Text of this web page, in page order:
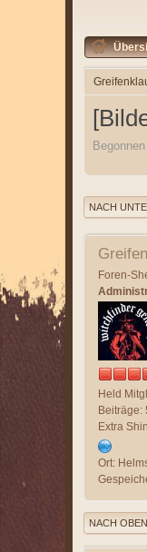
NACH
Foren-
Held
Beiträge:
Extra
Ort:
NACH OBEN